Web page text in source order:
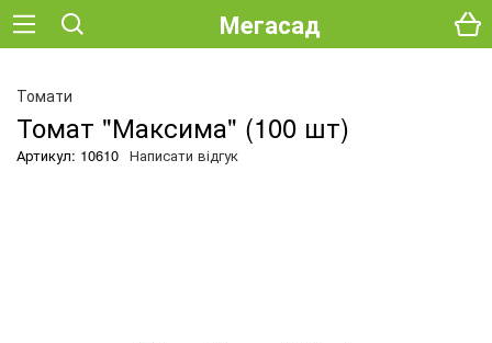
Мегасад
Томати
Томат "Максима" (100 шт)
Артикул: 10610 Написати відгук